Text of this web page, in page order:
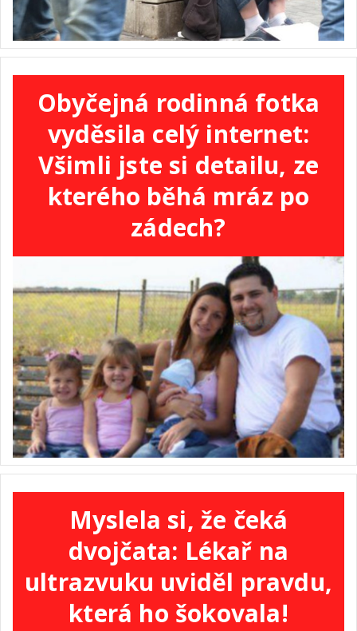
Obyčejná rodinná fotka
vyděsila celý internet:
Všimli jste si detailu, ze
kterého běhá mráz po
zádech?
Myslela si, že čeká
dvojčata: Lékař na
ultrazvuku uviděl pravdu,
která ho šokovala!